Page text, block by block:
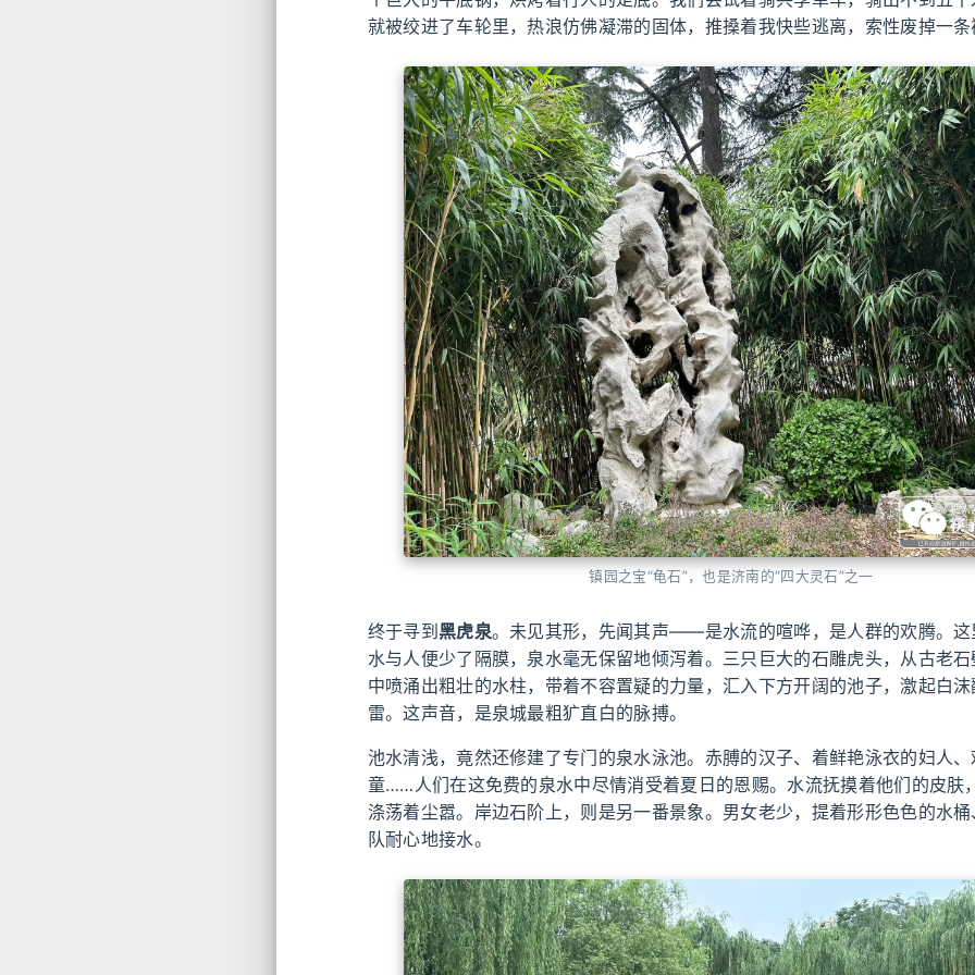
就被绞进了车轮里，热浪仿佛凝滞的固体，推搡着我快些逃离，索性废掉一
镇园之宝“龟石”，也是济南的“四大灵石”之一
终于寻到 黑虎泉。未见其形，先闻其声——是水流的喧哗，是人群的欢腾。这
水与人便少了隔膜，泉水毫无保留地倾泻着。三只巨大的石雕虎头，从古老
中喷涌出粗壮的水柱，带着不容置疑的力量，汇入下方开阔的池子，激起白
雷。这声音，是泉城最粗犷直白的脉搏。
池水清浅，竟然还修建了专门的泉水泳池。赤膊的汉子、着鲜艳泳衣的妇人
童……人们在这免费的泉水中尽情消受着夏日的恩赐。水流抚摸着他们的皮肤
涤荡着尘嚣。岸边石阶上，则是另一番景象。男女老少，提着形形色色的水
队耐心地接水。